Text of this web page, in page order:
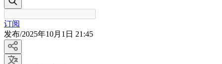
订阅
发布/2025年10月1日 21:45